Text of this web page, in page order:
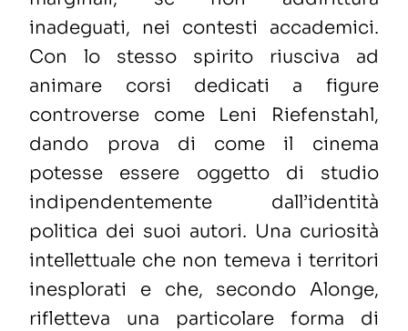
inadeguati, nei contesti accademici.
Con lo stesso spirito riusciva ad
animare corsi dedicati a figure
controverse come Leni Riefenstahl,
dando prova di come il cinema
potesse essere oggetto di studio
indipendentemente dall’identità
politica dei suoi autori. Una curiosità
intellettuale che non temeva i territori
inesplorati e che, secondo Alonge,
rifletteva una particolare forma di